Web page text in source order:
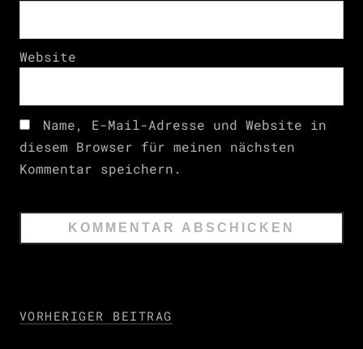
Website
Name, E-Mail-Adresse und Website in
diesem Browser für meinen nächsten
Kommentar speichern.
VORHERIGER BEITRAG